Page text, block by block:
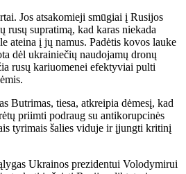
Jos atsakomieji smūgiai į Rusijos
rusų supratimą, kad karas niekada
ateina į jų namus. Padėtis kovos lauke
dėl ukrainiečių naudojamų dronų
rusų kariuomenei efektyviai pulti
Butrimas, tiesa, atkreipia dėmesį, kad
priimti podraug su antikorupcinės
tyrimais šalies viduje ir įjungti kritinį
Ukrainos prezidentui Volodymirui